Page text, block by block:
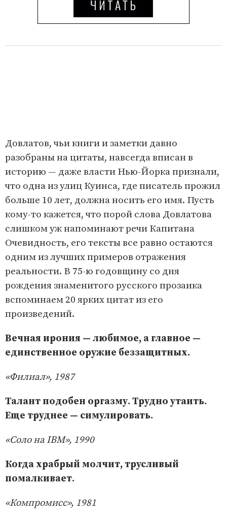
Довлатов, чьи книги и заметки давно
разобраны на цитаты, навсегда вписан в
историю — даже власти Нью-Йорка признали,
что одна из улиц Куинса, где писатель прожил
больше 10 лет, должна носить его имя. Пусть
кому-то кажется, что порой слова Довлатова
слишком уж напоминают речи Капитана
Очевидность, его тексты все равно остаются
одним из лучших примеров отражения
реальности. В 75-ю годовщину со дня
рождения знаменитого русского прозаика
вспоминаем 20 ярких цитат из его
произведений.
Вечная ирония — любимое, а главное —
единственное оружие беззащитных.
«Филиал», 1987
Талант подобен оргазму. Трудно утаить.
Еще труднее — симулировать.
«Соло на IBM», 1990
Когда храбрый молчит, трусливый
помалкивает.
«Компромисс», 1981